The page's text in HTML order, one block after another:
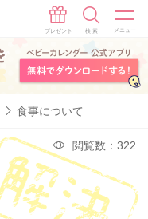
食事について
閲覧数：322